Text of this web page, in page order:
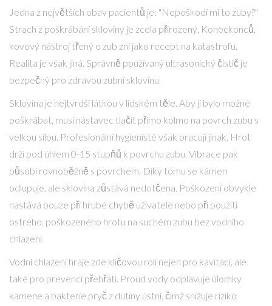
Jedna z největších obav pacientů je: "Nepoškodí mi to zuby?"
Strach z poškrábání skloviny je zcela přirozený. Koneckonců,
kovový nástroj třený o zub zní jako recept na katastrofu.
Realita je však jiná. Správně používaný ultrasonický čistič je
bezpečný pro zdravou zubní sklovinu.
Sklovina je nejtvrdší látkou v lidském těle. Aby ji bylo možné
poškrábat, musí nástavec tlačit přímo kolmo na povrch zubu s
velkou silou. Profesionální hygienisté však pracují jinak. Hrot
drží pod úhlem 0-15 stupňů k povrchu zubu. Vibrace pak
působí rovnoběžně s povrchem. Díky tomu se kámen
odlupuje, ale sklovina zůstává nedotčena. Poškození obvykle
nastává pouze při hrubé chybě uživatele nebo při použití
ostrého, poškozeného hrotu na suchém zubu bez vodního
chlazení.
Vodní chlazení hraje zde klíčovou roli nejen pro kavitaci, ale
také pro prevenci přehřátí. Proud vody odplavuje úlomky
kamene a bakterie pryč z dutiny ústní, čímž snižuje riziko